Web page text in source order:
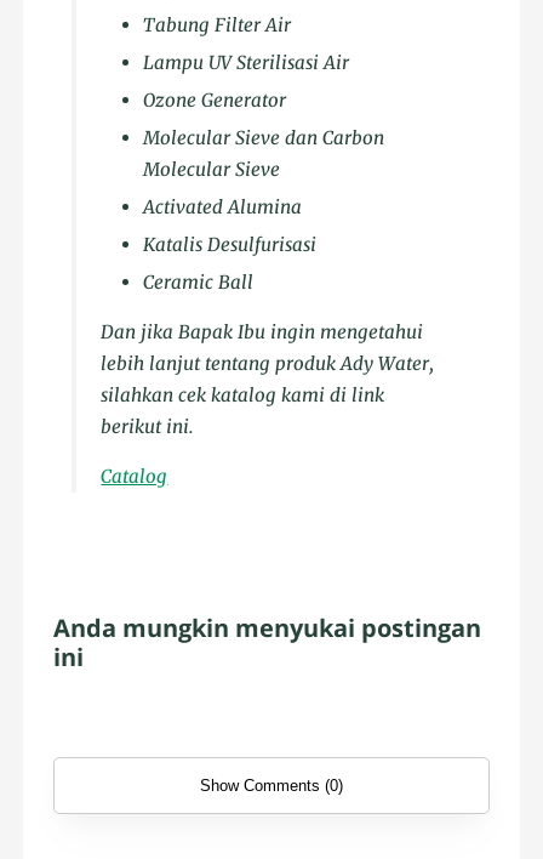
Tabung Filter Air
Lampu UV Sterilisasi Air
Ozone Generator
Molecular Sieve dan Carbon
Molecular Sieve
Activated Alumina
Katalis Desulfurisasi
Ceramic Ball
Dan jika Bapak Ibu ingin mengetahui
lebih lanjut tentang produk Ady Water,
silahkan cek katalog kami di link
berikut ini.
Catalog
Anda mungkin menyukai postingan
ini
Show Comments (0)